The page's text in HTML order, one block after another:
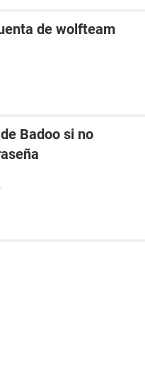
de wolfteam
Badoo si no